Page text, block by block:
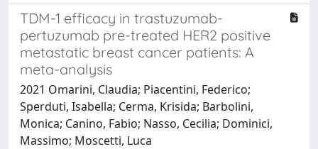
TDM-1 efficacy in trastuzumab-
pertuzumab pre-treated HER2 positive
metastatic breast cancer patients: A
meta-analysis
2021 Omarini, Claudia; Piacentini, Federico;
Sperduti, Isabella; Cerma, Krisida; Barbolini,
Monica; Canino, Fabio; Nasso, Cecilia; Dominici,
Massimo; Moscetti, Luca